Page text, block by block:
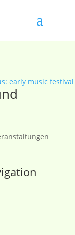
early music festival